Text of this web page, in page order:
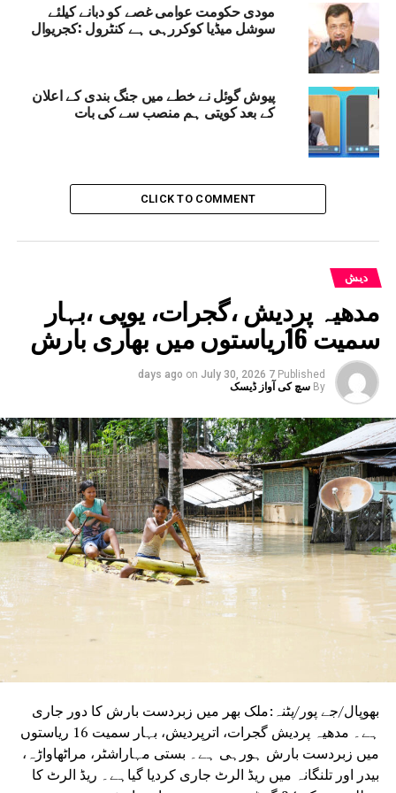
کہا کہ ہندوستان کے ساتھ دوطرفہ تعلقات سب سے
مضبوط ہیں جس کے بارے میں وہ جانتے ہیں۔
NEWZEALAND
PIYUSHGOYAL
TRADEDEAL
UP
اورنیوزی لینڈ نے آزاد تجارتی معاہدہ پر کئےدستخط
ہندوستان کو 100 فیصد ایتھنول کی ملاوٹ کارکھنا چاہئے
ہدف: گڈکری
مودی حکومت عوامی غصے کو دبانے کیلئے
سوشل میڈیا کوکررہی ہے کنٹرول :کجریوال
پیوش گوئل نے خطے میں جنگ بندی کے اعلان
کے بعد کویتی ہم منصب سے کی بات
CLICK TO COMMENT
دیش
مدھیہ پردیش ،گجرات، یوپی ،بہار
سمیت 16ریاستوں میں بھاری بارش
Published
7 days ago
on July 30, 2026
By سچ کی آواز ڈیسک
بھوپال/جے پور/پٹنہ:ملک بھر میں زبردست بارش کا دور جاری
ہے۔ مدھیہ پردیش گجرات، اترپردیش، بہار سمیت 16 ریاستوں
میں زبردست بارش ہورہی ہے۔ بستی مہاراشٹر، مراٹھاواڑہ،
بیدر اور تلنگانہ میں ریڈ الرٹ جاری کردیا گیاہے۔ ریڈ الرٹ کا